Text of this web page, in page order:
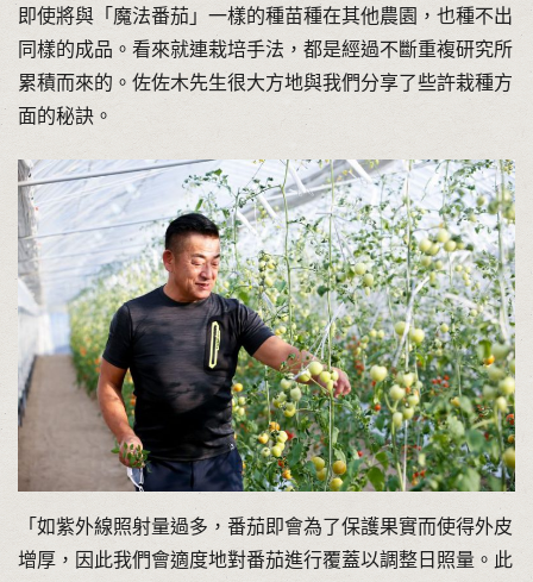
即使將與「魔法番茄」一樣的種苗種在其他農園，也種不出
同樣的成品。看來就連栽培手法，都是經過不斷重複研究所
累積而來的。佐佐木先生很大方地與我們分享了些許栽種方
面的秘訣。
「如紫外線照射量過多，番茄即會為了保護果實而使得外皮
增厚，因此我們會適度地對番茄進行覆蓋以調整日照量。此